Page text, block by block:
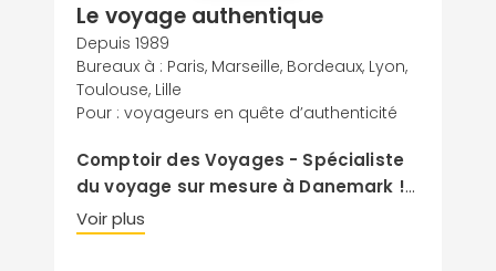
Le voyage authentique
Depuis 1989
Bureaux à : Paris, Marseille, Bordeaux, Lyon,
Toulouse, Lille
Pour : voyageurs en quête d’authenticité
Comptoir des Voyages - Spécialiste
du voyage sur mesure à Danemark !
Nos conseillers-spécialistes Danemark
sont à l'écoute de vos envies et vous
Voir plus